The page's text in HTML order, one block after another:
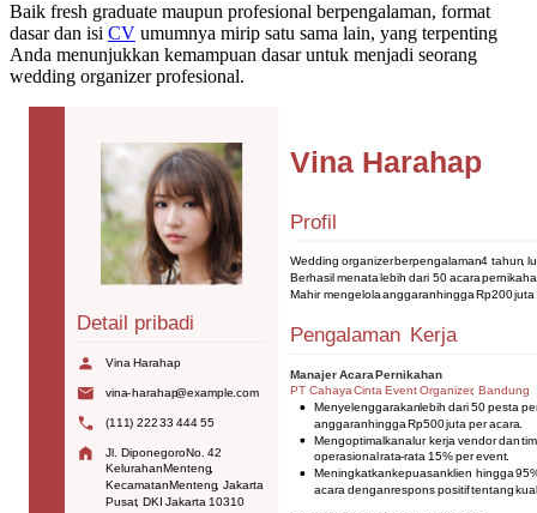
Baik fresh graduate maupun profesional berpengalaman, format
dasar dan isi CV umumnya mirip satu sama lain, yang terpenting
Anda menunjukkan kemampuan dasar untuk menjadi seorang
wedding organizer profesional.